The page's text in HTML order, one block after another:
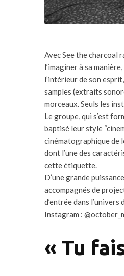
Avec See the charcoal
l’imaginer à sa
l’intérieur de son
samples (extraits
morceaux. Seuls les
Le groupe, qui s’est
baptisé leur style
cinématographique de
dont l’une des
cette étiquette.
D’une grande
accompagnés de
d’entrée dans
Instagram :
« Tu